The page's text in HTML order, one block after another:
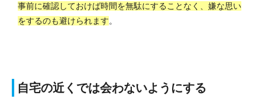
事前に確認しておけば時間を無駄にすることなく、嫌な思い
をするのも避けられます。
自宅の近くでは会わないようにする